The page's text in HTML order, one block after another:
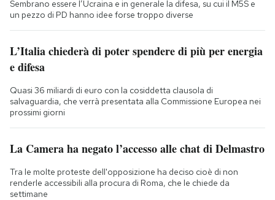
Sembrano essere l’Ucraina e in generale la difesa, su cui il M5S e
un pezzo di PD hanno idee forse troppo diverse
L’Italia chiederà di poter spendere di più per energia
e difesa
Quasi 36 miliardi di euro con la cosiddetta clausola di
salvaguardia, che verrà presentata alla Commissione Europea nei
prossimi giorni
La Camera ha negato l’accesso alle chat di Delmastro
Tra le molte proteste dell'opposizione ha deciso cioè di non
renderle accessibili alla procura di Roma, che le chiede da
settimane